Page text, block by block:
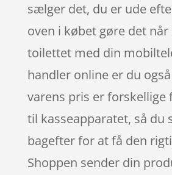
sælger det, du er ude
oven i købet gøre det
toilettet med din
handler online er du
varens pris er forskellige
til kasseapparatet, så du
bagefter for at få den
Shoppen sender din